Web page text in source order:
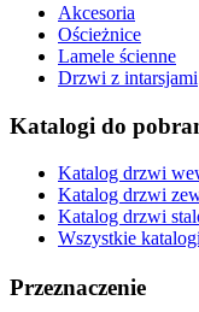
Akcesoria
Ościeżnice
Lamele ścienne
Drzwi z intarsjami
Katalogi do
Katalog drzwi
Katalog drzwi
Katalog drzwi
Wszystkie katalogi
Przeznaczenie